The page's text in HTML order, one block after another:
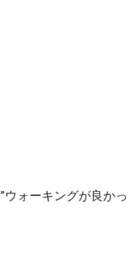
ォーキングが良かっ